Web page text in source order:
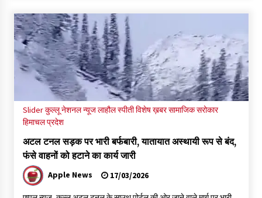
Sliderकुल्लूनेशनल न्यूजलाहौल स्पीतीविशेष ख़बरसामाजिक सरोकार
हिमाचल प्रदेश
अटल टनल सड़क पर भारी बर्फबारी, यातायात अस्थायी रूप से बंद,
फंसे वाहनों को हटाने का कार्य जारी
Apple News 17/03/2026